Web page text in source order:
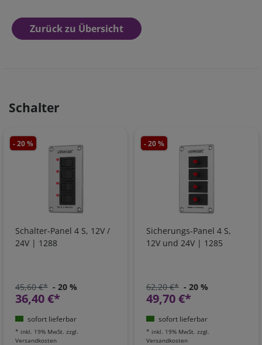
Zurück zu Übersicht
Schalter
- 20 %
Schalter-Panel 4 S, 12V /
24V | 1288
45,60 €* - 20 %
36,40 €*
sofort lieferbar
* inkl. 19% MwSt. zzgl.
Versandkosten
- 20 %
Sicherungs-Panel 4 S,
12V und 24V | 1285
62,20 €* - 20 %
49,70 €*
sofort lieferbar
* inkl. 19% MwSt. zzgl.
Versandkosten